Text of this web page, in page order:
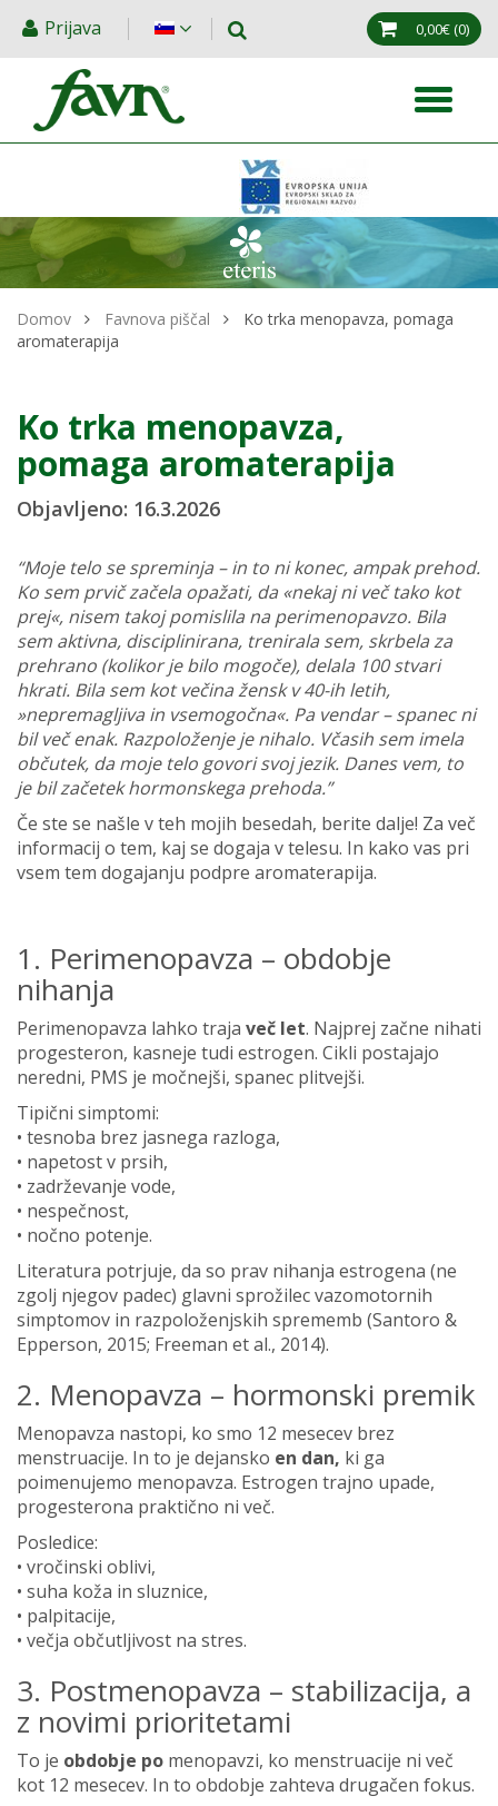
Prijava 0,00€(0)
Domov Favnova piščal
Ko trka menopavza, pomaga
aromaterapija
Ko trka menopavza,
pomaga aromaterapija
Objavljeno: 16.3.2026
“Moje telo se spreminja – in to ni konec, ampak prehod.
Ko sem prvič začela opažati, da «nekaj ni več tako kot
prej«, nisem takoj pomislila na perimenopavzo. Bila
sem aktivna, disciplinirana, trenirala sem, skrbela za
prehrano (kolikor je bilo mogoče), delala 100 stvari
hkrati. Bila sem kot večina žensk v 40-ih letih,
»nepremagljiva in vsemogočna«. Pa vendar – spanec ni
bil več enak. Razpoloženje je nihalo. Včasih sem imela
občutek, da moje telo govori svoj jezik. Danes vem, to
je bil začetek hormonskega prehoda.”
Če ste se našle v teh mojih besedah, berite dalje! Za več
informacij o tem, kaj se dogaja v telesu. In kako vas pri
vsem tem dogajanju podpre aromaterapija.
1. Perimenopavza – obdobje
nihanja
Perimenopavza lahko traja več let. Najprej začne nihati
progesteron, kasneje tudi estrogen. Cikli postajajo
neredni, PMS je močnejši, spanec plitvejši.
Tipični simptomi:
• tesnoba brez jasnega razloga,
• napetost v prsih,
• zadrževanje vode,
• nespečnost,
• nočno potenje.
Literatura potrjuje, da so prav nihanja estrogena (ne
zgolj njegov padec) glavni sprožilec vazomotornih
simptomov in razpoloženjskih sprememb (Santoro &
Epperson, 2015; Freeman et al., 2014).
2. Menopavza – hormonski premik
Menopavza nastopi, ko smo 12 mesecev brez
menstruacije. In to je dejansko en dan, ki ga
poimenujemo menopavza. Estrogen trajno upade,
progesterona praktično ni več.
Posledice:
• vročinski oblivi,
• suha koža in sluznice,
• palpitacije,
• večja občutljivost na stres.
3. Postmenopavza – stabilizacija, a
z novimi prioritetami
To je obdobje po menopavzi, ko menstruacije ni več
kot 12 mesecev. In to obdobje zahteva drugačen fokus.